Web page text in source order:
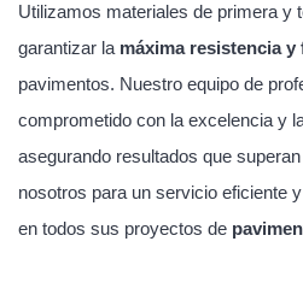
Utilizamos materiales de primera y
garantizar la máxima resistencia
pavimentos. Nuestro equipo de
comprometido con la excelencia y
asegurando resultados que
nosotros para un servicio eficiente
en todos sus proyectos de